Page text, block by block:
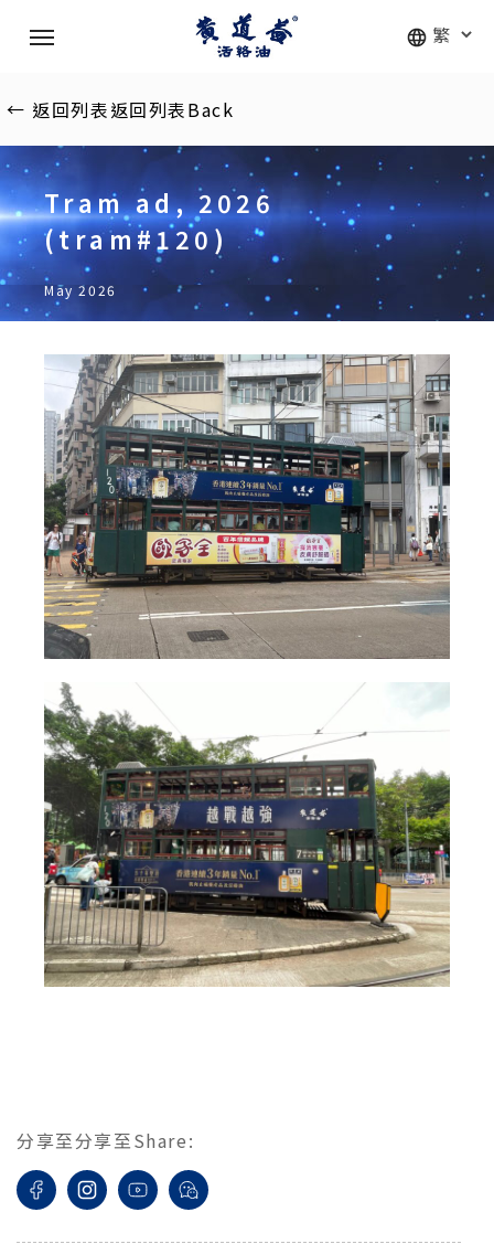
content
Menu
← 返回列表返回列表Back
Tram ad, 2026
(tram#120)
May 2026
分享至分享至Share: